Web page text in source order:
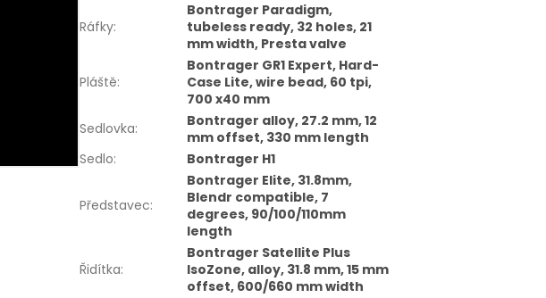
Ráfky:
Bontrager Paradigm,
tubeless ready, 32 holes, 21
mm width, Presta valve
Pláště:
Bontrager GR1 Expert, Hard-
Case Lite, wire bead, 60 tpi,
700 x40 mm
Sedlovka:
Bontrager alloy, 27.2 mm, 12
mm offset, 330 mm length
Sedlo: Bontrager H1
Představec:
Bontrager Elite, 31.8mm,
Blendr compatible, 7
degrees, 90/100/110mm
length
Řidítka:
Bontrager Satellite Plus
IsoZone, alloy, 31.8 mm, 15 mm
offset, 600/660 mm width